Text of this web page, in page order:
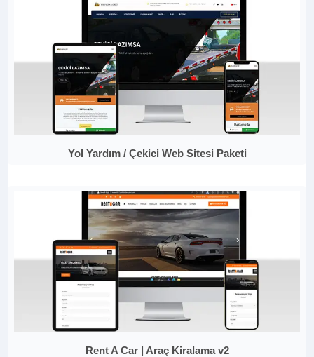
Yol Yardım / Çekici Web Sitesi Paketi
Rent A Car | Araç Kiralama v2